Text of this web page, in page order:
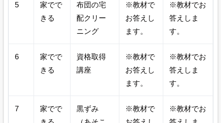
5
家でで
きる
布団の宅
配クリー
ニング
※教材で
お答えし
ます。
※教材でお
答えしま
す。
6
家でで
きる
資格取得
講座
※教材で
お答えし
ます。
※教材でお
答えしま
す。
7
家でで
黒ずみ
※教材で
※教材でお